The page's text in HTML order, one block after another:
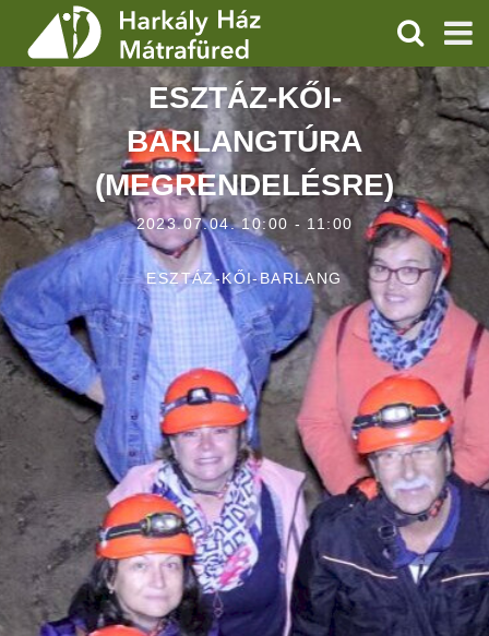
SZOLGÁLTATÁSOK
PROGRAMOK
HÍREK
RÓLUNK
ÁRAK, NYITVATARTÁS
KERESÉS
ESZTÁZ-KŐI-
BARLANGTÚRA
(MEGRENDELÉSRE)
2023.07.04. 10:00 - 11:00
ESZTÁZ-KŐI-BARLANG